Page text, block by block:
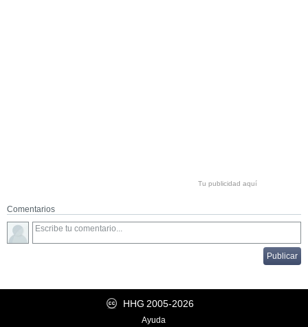
Tu publicidad aquí
Comentarios
HHG 2005-2026
Ayuda